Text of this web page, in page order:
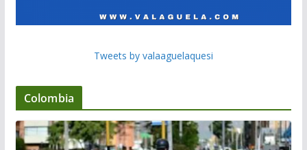
Tweets by valaaguelaquesi
Colombia